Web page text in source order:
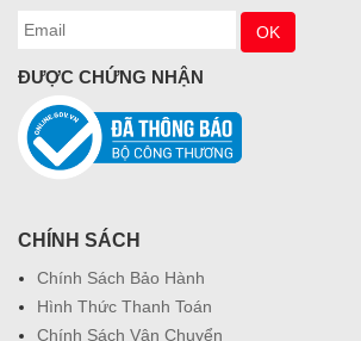
ĐƯỢC CHỨNG NHẬN
CHÍNH SÁCH
Chính Sách Bảo Hành
Hình Thức Thanh Toán
Chính Sách Vận Chuyển